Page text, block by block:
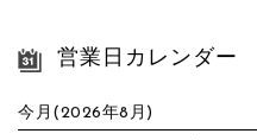
営業日カレンダー
今月(2026年8月)